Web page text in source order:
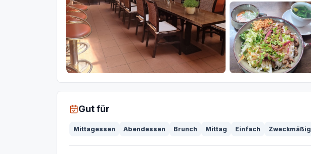
Gut für
Mittagessen Abendessen Brunch Mittag Einfach Zweckmäßig